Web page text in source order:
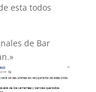
esta todos
de Bar